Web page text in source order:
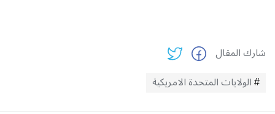
شارك المقال
الولايات المتحدة الامريكية